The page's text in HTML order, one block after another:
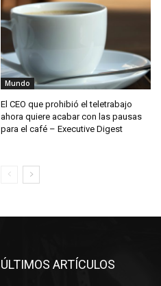
Mundo
El CEO que prohibió el teletrabajo
ahora quiere acabar con las pausas
para el café – Executive Digest
ÚLTIMOS ARTÍCULOS